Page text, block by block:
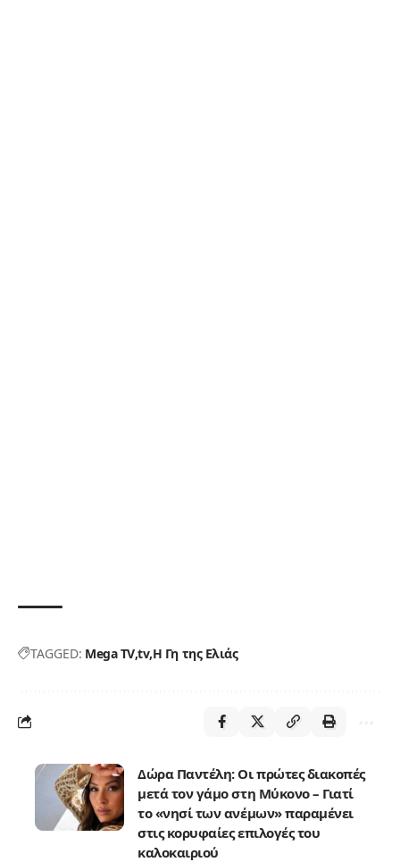
TAGGED: Mega TVtv Η Γη της Ελιάς
Δώρα Παντέλη: Οι πρώτες διακοπές
μετά τον γάμο στη Μύκονο – Γιατί
το «νησί των ανέμων» παραμένει
στις κορυφαίες επιλογές του
καλοκαιριού